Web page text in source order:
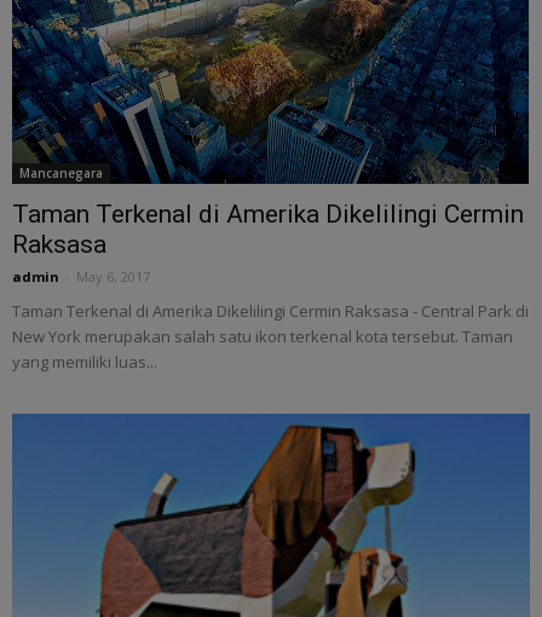
Mancanegara
Taman Terkenal di Amerika Dikelilingi Cermin
Raksasa
admin May 6, 2017
Taman Terkenal di Amerika Dikelilingi Cermin Raksasa - Central Park di
New York merupakan salah satu ikon terkenal kota tersebut. Taman
yang memiliki luas...